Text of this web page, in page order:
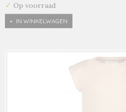
✓ Op voorraad
IN WINKELWAGEN